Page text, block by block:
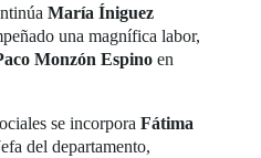
María Íniguez
una magnífica labor,
Monzón Espino en
se incorporaFátima
del departamento,